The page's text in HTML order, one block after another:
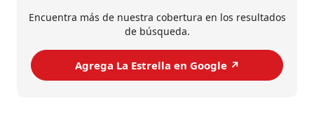
Encuentra más de nuestra cobertura en los resultados
de búsqueda.
Agrega La Estrella en Google ↗️